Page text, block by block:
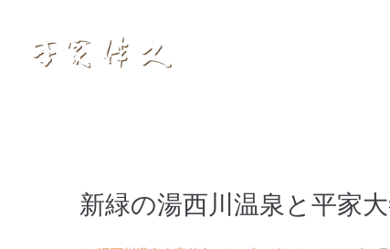
新緑の湯西川温泉と平家